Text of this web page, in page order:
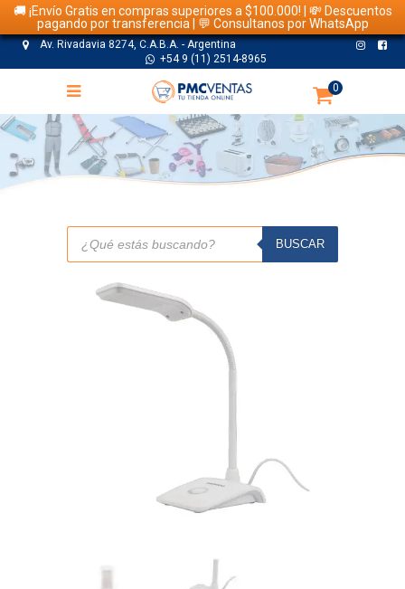
🚚 ¡Envío Gratis en compras superiores a $100.000! | 💸 Descuentos
pagando por transferencia | 💬 Consultanos por WhatsApp
Av. Rivadavia 8274, C.A.B.A. - Argentina
+54 9 (11) 2514-8965
0
TIENDA
Búsqueda
productos
BUSCAR